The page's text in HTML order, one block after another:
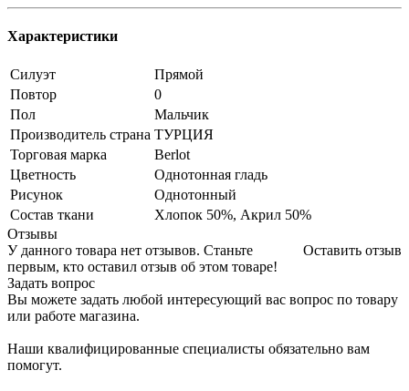
Характеристики
Силуэт
Прямой
Повтор
0
Пол
Мальчик
Производитель страна ТУРЦИЯ
Торговая марка
Berlot
Цветность
Однотонная гладь
Рисунок
Однотонный
Состав ткани
Хлопок 50%, Акрил 50%
Отзывы
Оставить отзыв
У данного товара нет отзывов. Станьте
первым, кто оставил отзыв об этом товаре!
Задать вопрос
Вы можете задать любой интересующий вас вопрос по товару
или работе магазина.
Наши квалифицированные специалисты обязательно вам
помогут.